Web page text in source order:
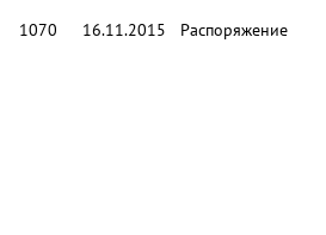
1070 16.11.2015 Распоряжение